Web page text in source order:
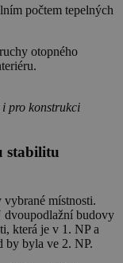
počtem tepelných
otopného
pro konstrukci
stabilitu
místnosti.
dvoupodlažní budovy
která je v 1. NP a
by byla ve 2. NP.